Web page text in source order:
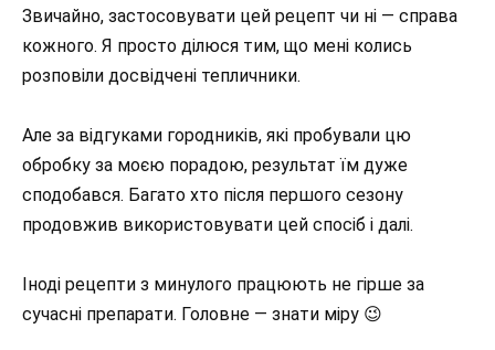
Звичайно, застосовувати цей рецепт чи ні — справа
кожного. Я просто ділюся тим, що мені колись
розповіли досвідчені тепличники.
Але за відгуками городників, які пробували цю
обробку за моєю порадою, результат їм дуже
сподобався. Багато хто після першого сезону
продовжив використовувати цей спосіб і далі.
Іноді рецепти з минулого працюють не гірше за
сучасні препарати. Головне — знати міру 😉